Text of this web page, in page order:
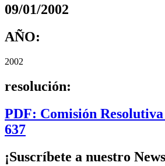
09/01/2002
AÑO:
2002
resolución:
PDF: Comisión Resolutiva
637
¡Suscríbete a nuestro